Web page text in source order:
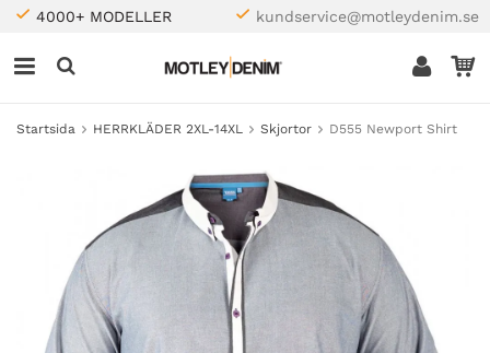
4000+ MODELLER kundservice@motleydenim.se
Startsida HERRKLÄDER 2XL-14XL Skjortor D555 Newport Shirt